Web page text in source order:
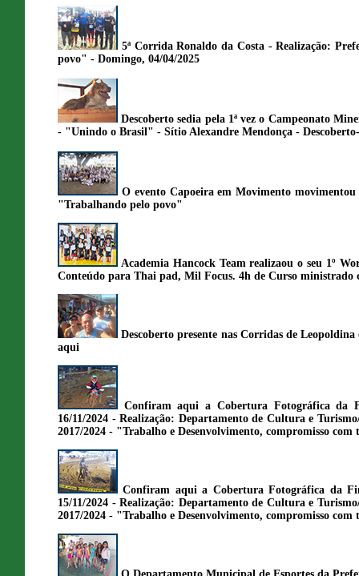
5ª Corrida Ronaldo da Costa - Realização:
povo" - Domingo, 04/04/2025
Descoberto sedia pela 1ª vez o Campeonato
- "Unindo o Brasil" - Sítio Alexandre Mendonça -
O evento Capoeira em Movimento movimentou
"Trabalhando pelo povo"
Academia Hancock Team realizaou o seu 1º
Conteúdo para Thai pad, Mil Focus. 4h de Curso
Descoberto presente nas Corridas de
aqui
Confiram aqui a Cobertura Fotográfica da
16/11/2024 - Realização: Departamento de Cultura e
2017/2024 - "Trabalho e Desenvolvimento, compromisso
Confiram aqui a Cobertura Fotográfica da
15/11/2024 - Realização: Departamento de Cultura e
2017/2024 - "Trabalho e Desenvolvimento, compromisso